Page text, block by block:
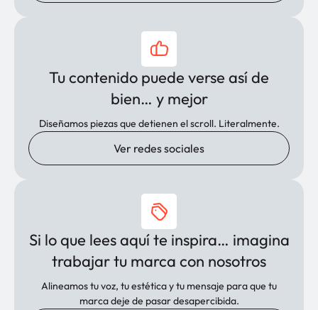
Tu contenido puede verse así de
bien… y mejor
Diseñamos piezas que detienen el scroll. Literalmente.
Ver redes sociales
Si lo que lees aquí te inspira… imagina
trabajar tu marca con nosotros
Alineamos tu voz, tu estética y tu mensaje para que tu
marca deje de pasar desapercibida.